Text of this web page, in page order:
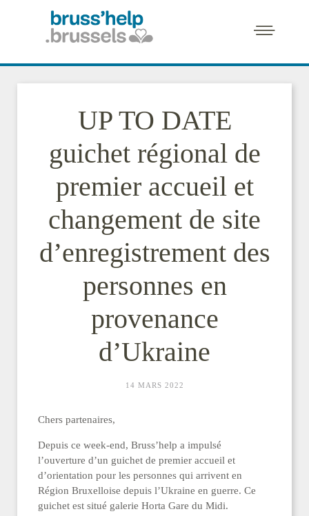
UP TO DATE
guichet régional de
premier accueil et
changement de site
d’enregistrement des
personnes en
provenance
d’Ukraine
14 MARS 2022
Chers partenaires,
Depuis ce week-end, Bruss’help a impulsé
l’ouverture d’un guichet de premier accueil et
d’orientation pour les personnes qui arrivent en
Région Bruxelloise depuis l’Ukraine en guerre. Ce
guichet est situé galerie Horta Gare du Midi.